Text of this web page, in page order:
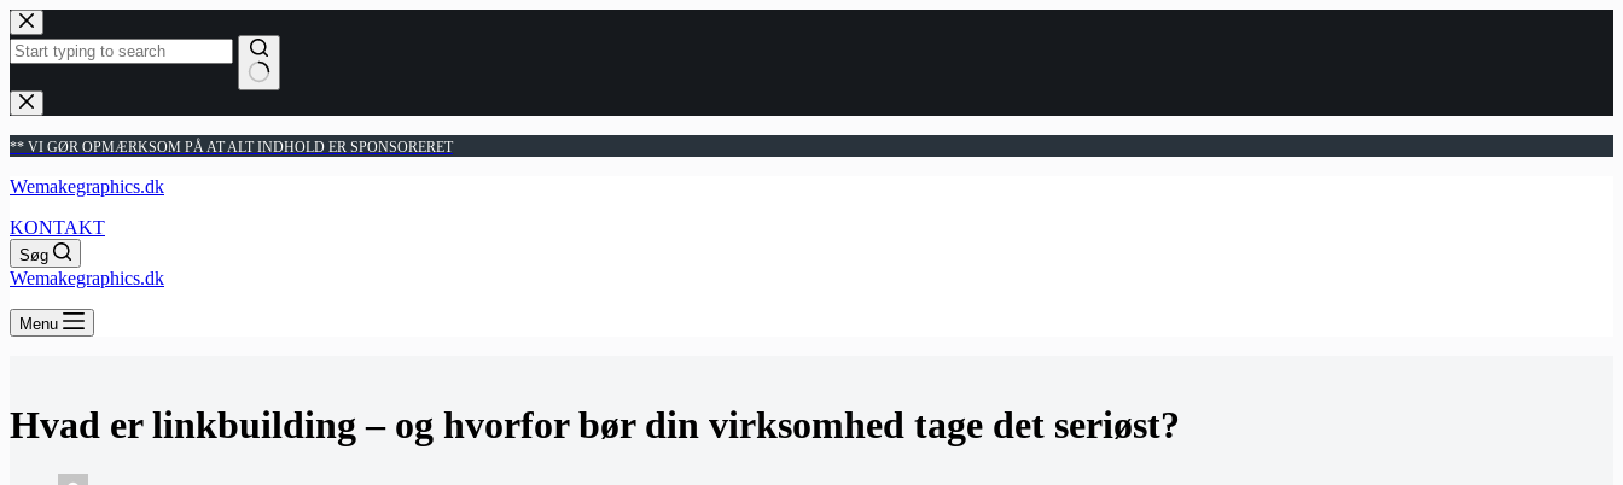
Fortsæt
til
indhold
Ingen
resultater
** VI GØR OPMÆRKSOM PÅ AT ALT INDHOLD ER SPONSORERET
Wemakegraphics.dk
KONTAKT
Søg
Wemakegraphics.dk
Menu
Hvad er linkbuilding – og hvorfor bør din virksomhed tage det seriøst?